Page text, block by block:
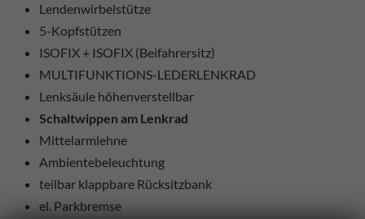
Lendenwirbelstütze
5-Kopfstützen
ISOFIX + ISOFIX (Beifahrersitz)
MULTIFUNKTIONS-LEDERLENKRAD
Lenksäule höhenverstellbar
Schaltwippen am Lenkrad
Mittelarmlehne
Ambientebeleuchtung
teilbar klappbare Rücksitzbank
el. Parkbremse